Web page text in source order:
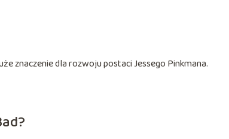
znaczenie dla rozwoju postaci Jessego Pinkmana.